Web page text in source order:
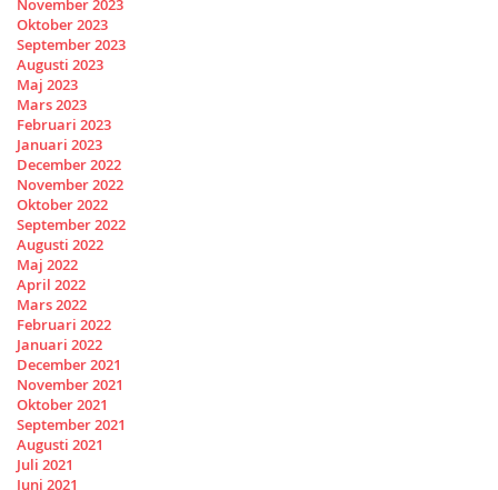
November 2023
Oktober 2023
September 2023
Augusti 2023
Maj 2023
Mars 2023
Februari 2023
Januari 2023
December 2022
November 2022
Oktober 2022
September 2022
Augusti 2022
Maj 2022
April 2022
Mars 2022
Februari 2022
Januari 2022
December 2021
November 2021
Oktober 2021
September 2021
Augusti 2021
Juli 2021
Juni 2021